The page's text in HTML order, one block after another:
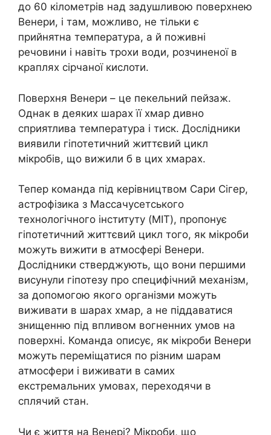
до 60 кілометрів над задушливою поверхнею
Венери, і там, можливо, не тільки є
прийнятна температура, а й поживні
речовини і навіть трохи води, розчиненої в
краплях сірчаної кислоти.
Поверхня Венери – це пекельний пейзаж.
Однак в деяких шарах її хмар дивно
сприятлива температура і тиск. Дослідники
виявили гіпотетичний життєвий цикл
мікробів, що вижили б в цих хмарах.
Тепер команда під керівництвом Сари Сігер,
астрофізика з Массачусетського
технологічного інституту (MIT), пропонує
гіпотетичний життєвий цикл того, як мікроби
можуть вижити в атмосфері Венери.
Дослідники стверджують, що вони першими
висунули гіпотезу про специфічний механізм,
за допомогою якого організми можуть
виживати в шарах хмар, а не піддаватися
знищенню під впливом вогненних умов на
поверхні. Команда описує, як мікроби Венери
можуть переміщатися по різним шарам
атмосфери і виживати в самих
екстремальних умовах, переходячи в
сплячий стан.
Чи є життя на Венері? Мікроби, що